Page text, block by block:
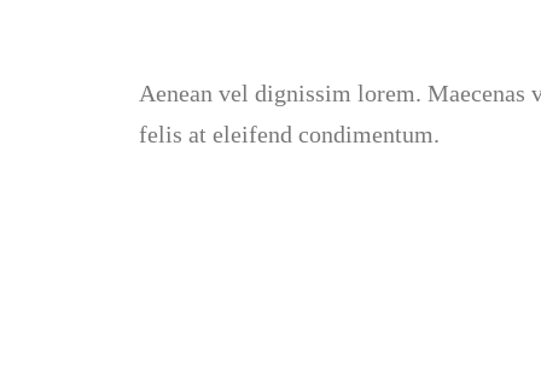
Aenean vel dignissim lorem.
felis at eleifend condimentum.